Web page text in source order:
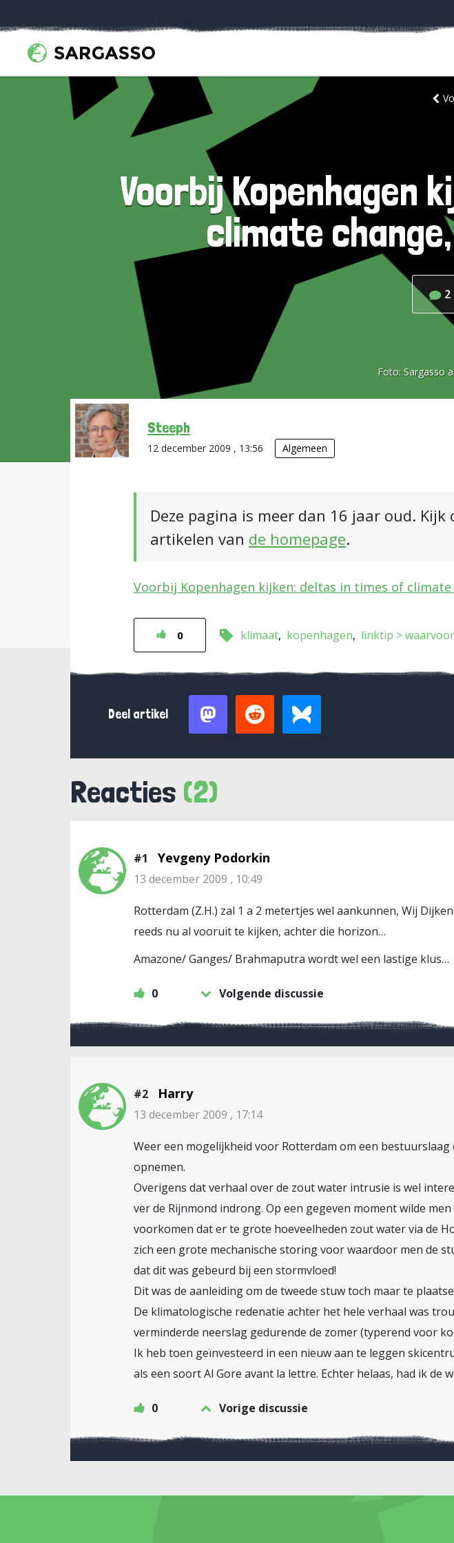
Voorbij Kopenhagen
climate
2
Foto: Sargasso
Steeph
12 december 2009 , 13:56 Algemeen
Deze pagina is meer dan 16 jaar oud.
artikelen van de homepage.
Voorbij Kopenhagen kijken: deltas in times of
0 klimaat kopenhagen linktip >
Deel artikel
Reacties (2)
#1 Yevgeny Podorkin
13 december 2009 , 10:49
Rotterdam (Z.H.) zal 1 a 2 metertjes wel aankunnen, Wij
reeds nu al vooruit te kijken, achter die horizon…
Amazone/ Ganges/ Brahmaputra wordt wel een lastige klus…
0 Volgende discussie
#2 Harry
13 december 2009 , 17:14
Weer een mogelijkheid voor Rotterdam om een
opnemen.
Overigens dat verhaal over de zout water intrusie is wel
ver de Rijnmond indrong. Op een gegeven moment wilde
voorkomen dat er te grote hoeveelheden zout water via de
zich een grote mechanische storing voor waardoor men de
dat dit was gebeurd bij een stormvloed!
Dit was de aanleiding om de tweede stuw toch maar te
De klimatologische redenatie achter het hele verhaal was
verminderde neerslag gedurende de zomer (typerend voor
Ik heb toen geïnvesteerd in een nieuw aan te leggen
als een soort Al Gore avant la lettre. Echter helaas, had ik de
0 Vorige discussie